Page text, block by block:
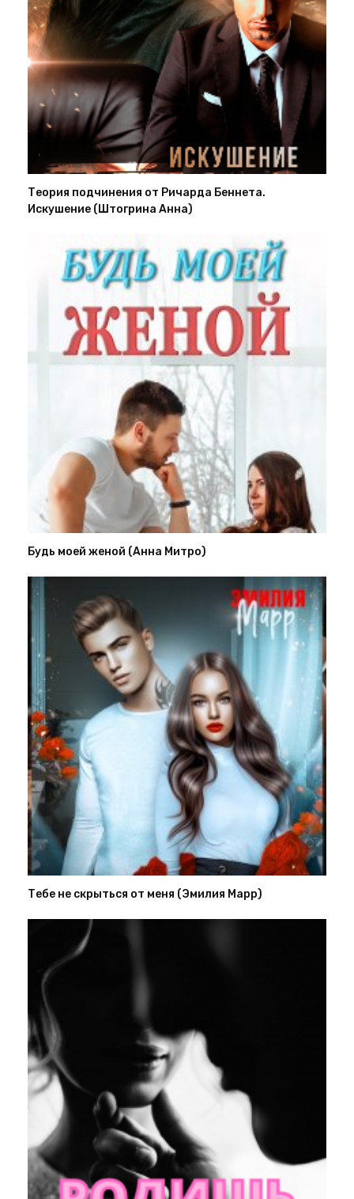
Теория подчинения от Ричарда Беннета.
Искушение (Штогрина Анна)
Будь моей женой (Анна Митро)
Тебе не скрыться от меня (Эмилия Марр)